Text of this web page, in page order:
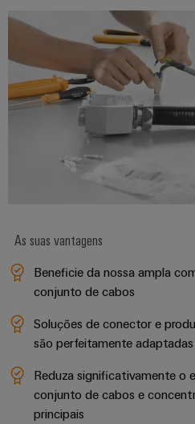
Infraestruturas
edifícios
Soluções
para
requisitos
específicos
das
infraestruturas
Construção
de
quadros
Soluções
para
desafios
da
construção
de
energia
Fabricante
de
dispositivos
Conectores
PCB
PCB
Serviços
de
PCB
de
Equipamentos
Automação
e
software
Comandos
Sistemas
de
industrial
Painéis
táteis
Ferramentas
de
e
visualização
As suas vantagens
Beneficie da nossa ampla
conjunto de cabos
Soluções de conector e
são perfeitamente
Reduza significativamente o
conjunto de cabos e
principais